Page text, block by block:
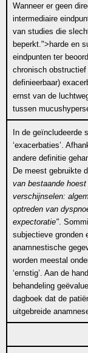
Wanneer er geen
intermediaire
van studies die
beperkt.">harde en
eindpunten ter
chronisch
definieerbaar)
ernst van de
tussen
In de geïncludeerde
‘exacerbaties’.
andere definitie
De meest gebruikte
van bestaande
verschijnselen:
optreden van
expectoratie".
subjectieve gronden
anamnestische
worden meestal
‘ernstig’. Aan de
behandeling
dagboek dat de
uitgebreide